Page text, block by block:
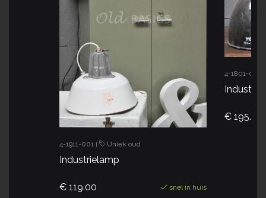
4-1911-001 | Uniek oud
Industrielamp
€ 119.00 snel in huis
4-1801-001
€ 195.00